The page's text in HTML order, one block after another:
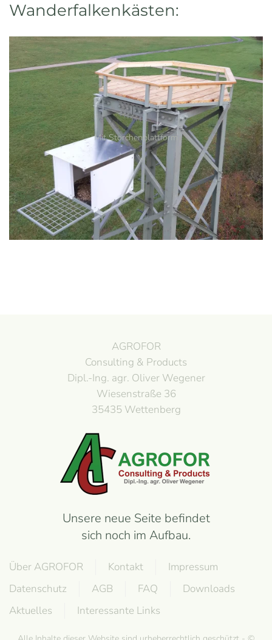
Wanderfalkenkästen:
Mit Storchenplattform
AGROFOR
Consulting & Products
Dipl.-Ing. agr. Oliver Wegener
Wiesenstraße 36
35435 Wettenberg
Unsere neue Seite befindet
sich noch im Aufbau.
Über AGROFOR Kontakt
Impressum
Datenschutz
AGB FAQ
Downloads
Aktuelles
Interessante Links